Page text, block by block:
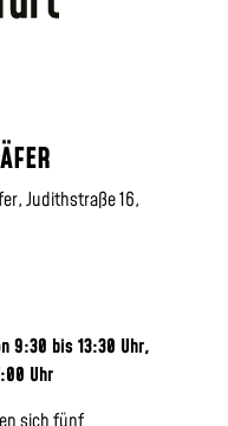
Judithstraße 16,
9:30 bis 13:30 Uhr,
Uhr